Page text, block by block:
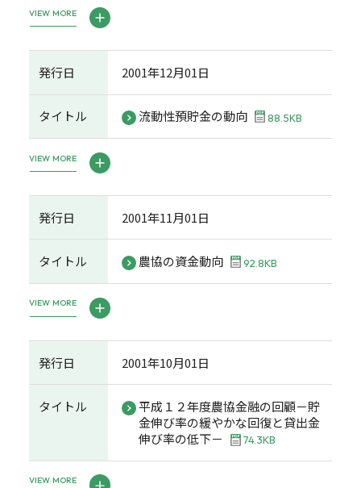
VIEW MORE
発行日 2001年12月01日
タイトル 流動性預貯金の動向 88.5KB
VIEW MORE
発行日 2001年11月01日
タイトル 農協の資金動向 92.8KB
VIEW MORE
発行日 2001年10月01日
タイトル
平成１２年度農協金融の回顧－貯
金伸び率の緩やかな回復と貸出金
伸び率の低下－
74.3KB
VIEW MORE